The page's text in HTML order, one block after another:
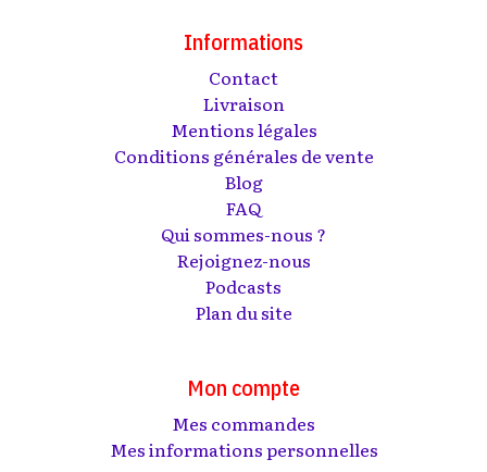
Informations
Contact
Livraison
Mentions légales
Conditions générales de vente
Blog
FAQ
Qui sommes-nous ?
Rejoignez-nous
Podcasts
Plan du site
Mon compte
Mes commandes
Mes informations personnelles